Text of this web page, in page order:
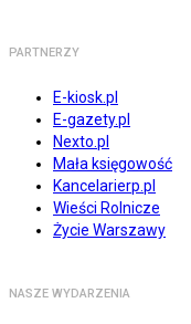
PARTNERZY
E-kiosk.pl
E-gazety.pl
Nexto.pl
Mała księgowość
Kancelarierp.pl
Wieści Rolnicze
Życie Warszawy
NASZE WYDARZENIA